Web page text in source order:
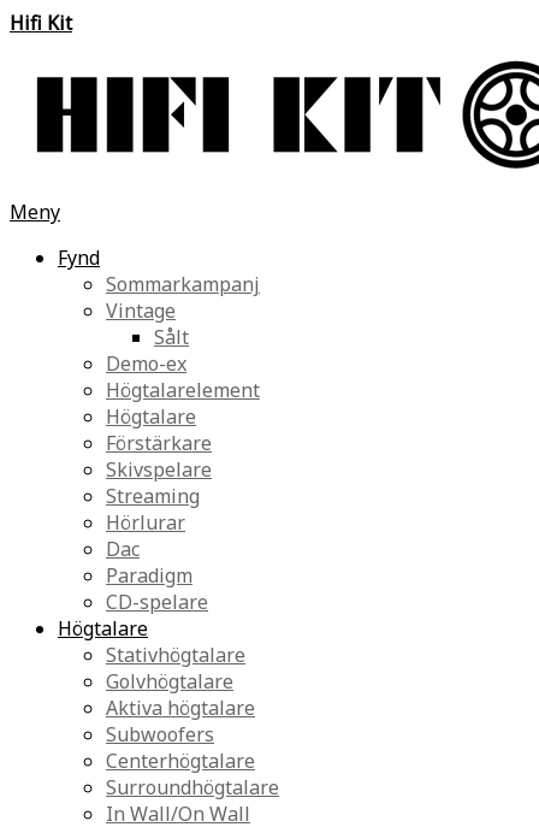
Hifi Kit
Meny
Fynd
Sommarkampanj
Vintage
Sålt
Demo-ex
Högtalarelement
Högtalare
Förstärkare
Skivspelare
Streaming
Hörlurar
Dac
Paradigm
CD-spelare
Högtalare
Stativhögtalare
Golvhögtalare
Aktiva högtalare
Subwoofers
Centerhögtalare
Surroundhögtalare
In Wall/On Wall